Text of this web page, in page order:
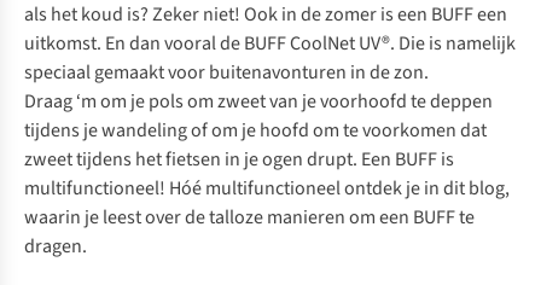
als het koud is? Zeker niet! Ook in de zomer is een BUFF een
uitkomst. En dan vooral deBUFF CoolNet UV®. Die is namelijk
speciaal gemaakt voor buitenavonturen in de zon.
Draag ‘m om je pols om zweet van je voorhoofd te deppen
tijdens je wandeling of om je hoofd om te voorkomen dat
zweet tijdens het fietsen in je ogen drupt. Een BUFF is
multifunctioneel! Hóé multifunctioneel ontdek je in dit blog,
waarin je leest over de tallozemanieren om een BUFF te
dragen.